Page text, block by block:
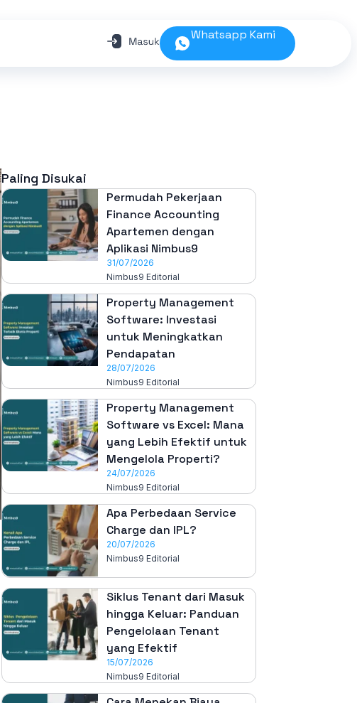
Whatsapp Kami
Paling Disukai
Permudah Pekerjaan
Finance Accounting
Apartemen dengan
Aplikasi Nimbus9
31/07/2026
Nimbus9 Editorial
Property Management
Software: Investasi
untuk Meningkatkan
Pendapatan
28/07/2026
Nimbus9 Editorial
Property Management
Software vs Excel: Mana
yang Lebih Efektif untuk
Mengelola Properti?
24/07/2026
Nimbus9 Editorial
Apa Perbedaan Service
Charge dan IPL?
20/07/2026
Nimbus9 Editorial
Siklus Tenant dari Masuk
hingga Keluar: Panduan
Pengelolaan Tenant
yang Efektif
15/07/2026
Nimbus9 Editorial